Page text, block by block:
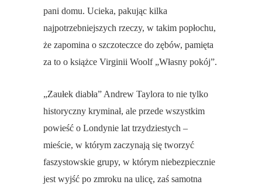
pani domu. Ucieka, pakując kilka
najpotrzebniejszych rzeczy, w takim popłochu,
że zapomina o szczoteczce do zębów, pamięta
za to o książce Virginii Woolf „Własny pokój”.
„Zaułek diabła” Andrew Taylora to nie tylko
historyczny kryminał, ale przede wszystkim
powieść o Londynie lat trzydziestych –
mieście, w którym zaczynają się tworzyć
faszystowskie grupy, w którym niebezpiecznie
jest wyjść po zmroku na ulicę, zaś samotna